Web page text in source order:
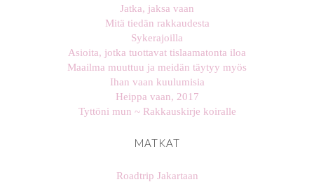
Jatka, jaksa vaan
Mitä tiedän rakkaudesta
Sykerajoilla
Asioita, jotka tuottavat tislaamatonta iloa
Maailma muuttuu ja meidän täytyy myös
Ihan vaan kuulumisia
Heippa vaan, 2017
Tyttöni mun ~ Rakkauskirje koiralle
MATKAT
Roadtrip Jakartaan